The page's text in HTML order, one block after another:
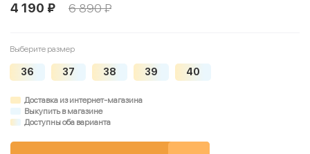
4 190 ₽ 6 890 ₽
Выберите размер
36 37 38 39 40
Доставка из интернет-магазина
Выкупить в магазине
Доступны оба варианта